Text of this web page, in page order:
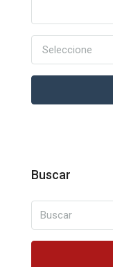
Seleccione
Buscar